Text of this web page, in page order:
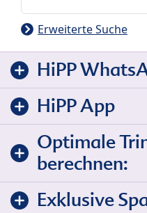
Erweiterte Suche
HiPP
HiPP App
Optimale
berechnen:
Exklusive